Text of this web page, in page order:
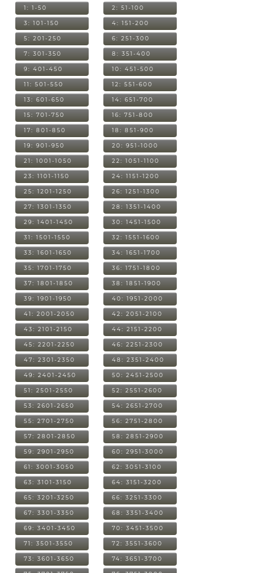
1: 1-50 2: 51-100
3: 101-150 4: 151-200
5: 201-250 6: 251-300
7: 301-350 8: 351-400
9: 401-450 10: 451-500
11: 501-550 12: 551-600
13: 601-650 14: 651-700
15: 701-750 16: 751-800
17: 801-850 18: 851-900
19: 901-950 20: 951-1000
21: 1001-1050 22: 1051-1100
23: 1101-1150 24: 1151-1200
25: 1201-1250 26: 1251-1300
27: 1301-1350 28: 1351-1400
29: 1401-1450 30: 1451-1500
31: 1501-1550 32: 1551-1600
33: 1601-1650 34: 1651-1700
35: 1701-1750 36: 1751-1800
37: 1801-1850 38: 1851-1900
39: 1901-1950 40: 1951-2000
41: 2001-2050 42: 2051-2100
43: 2101-2150 44: 2151-2200
45: 2201-2250 46: 2251-2300
47: 2301-2350 48: 2351-2400
49: 2401-2450 50: 2451-2500
51: 2501-2550 52: 2551-2600
53: 2601-2650 54: 2651-2700
55: 2701-2750 56: 2751-2800
57: 2801-2850 58: 2851-2900
59: 2901-2950 60: 2951-3000
61: 3001-3050 62: 3051-3100
63: 3101-3150 64: 3151-3200
65: 3201-3250 66: 3251-3300
67: 3301-3350 68: 3351-3400
69: 3401-3450 70: 3451-3500
71: 3501-3550 72: 3551-3600
73: 3601-3650 74: 3651-3700